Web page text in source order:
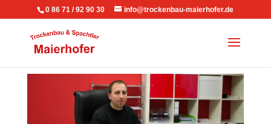
0 86 71 / 92 90 30 info@trockenbau-maierhofer.de